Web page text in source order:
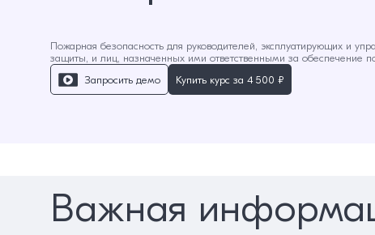
Пожарная безопасность для руководителей, эксплуатирующих и
защиты, и лиц, назначенных ими ответственными за обеспечение
Запросить демо
Купить курс за 4 500 ₽
Важная